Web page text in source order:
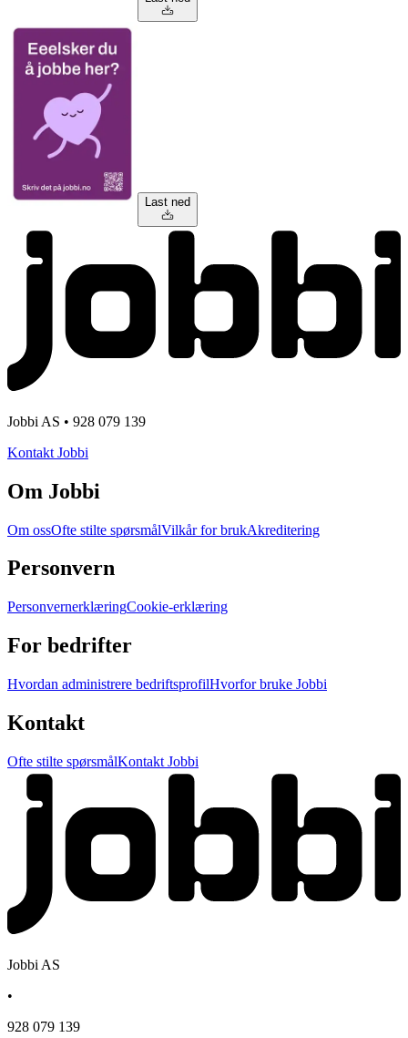
Last ned
Jobbi AS • 928 079 139
Kontakt Jobbi
Om Jobbi
Om ossOfte stilte spørsmålVilkår for brukAkreditering
Personvern
PersonvernerklæringCookie-erklæring
For bedrifter
Hvordan administrere bedriftsprofilHvorfor bruke Jobbi
Kontakt
Ofte stilte spørsmålKontakt Jobbi
Jobbi AS
•
928 079 139